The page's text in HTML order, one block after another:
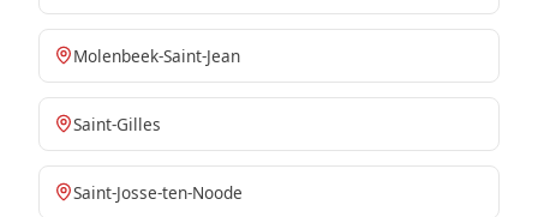
Molenbeek-Saint-Jean
Saint-Gilles
Saint-Josse-ten-Noode